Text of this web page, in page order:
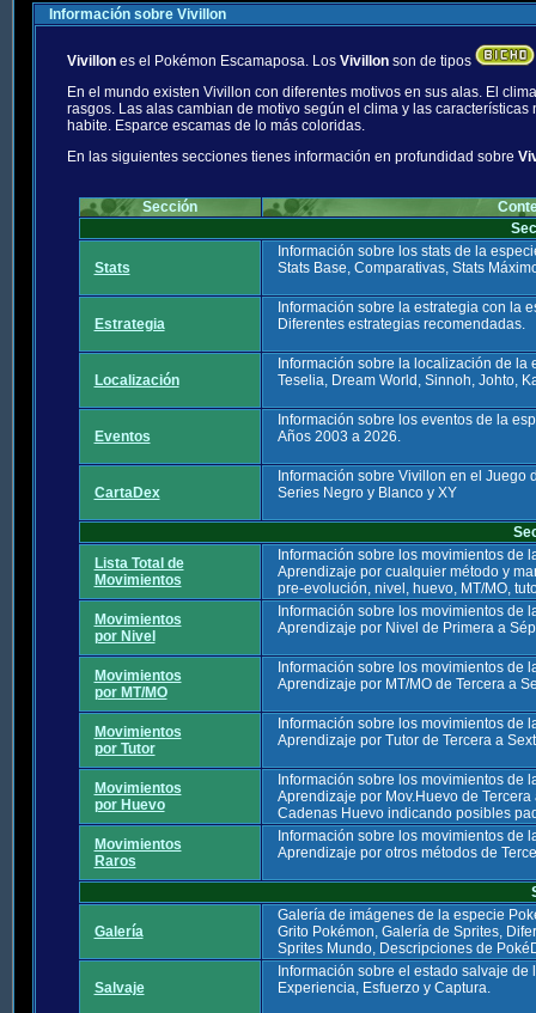
Información sobre Vivillon
Vivillon es el Pokémon Escamaposa. Los Vivillon son de tipos
En el mundo existen Vivillon con diferentes motivos en sus alas. El
rasgos. Las alas cambian de motivo según el clima y las características
habite. Esparce escamas de lo más coloridas.
En las siguientes secciones tienes información en profundidad sobre
Sección
Stats
Información sobre los stats de la
Stats Base, Comparativas, Stats
Estrategia
Información sobre la estrategia con la
Diferentes estrategias recomendadas.
Localización
Información sobre la localización de la
Teselia, Dream World, Sinnoh, Johto,
Eventos
Información sobre los eventos de la
Años 2003 a 2026.
CartaDex
Información sobre Vivillon en el Juego
Series Negro y Blanco y XY
Lista Total de
Movimientos
Información sobre los movimientos de
Aprendizaje por cualquier método y
pre-evolución, nivel, huevo, MT/MO,
Movimientos
por Nivel
Información sobre los movimientos de
Aprendizaje por Nivel de Primera a
Movimientos
por MT/MO
Información sobre los movimientos de
Aprendizaje por MT/MO de Tercera a
Movimientos
por Tutor
Información sobre los movimientos de
Aprendizaje por Tutor de Tercera a
Movimientos
por Huevo
Información sobre los movimientos de
Aprendizaje por Mov.Huevo de
Cadenas Huevo indicando posibles
Movimientos
Raros
Información sobre los movimientos de
Aprendizaje por otros métodos de
Galería
Galería de imágenes de la especie
Grito Pokémon, Galería de Sprites,
Sprites Mundo, Descripciones de
Salvaje
Información sobre el estado salvaje de
Experiencia, Esfuerzo y Captura.